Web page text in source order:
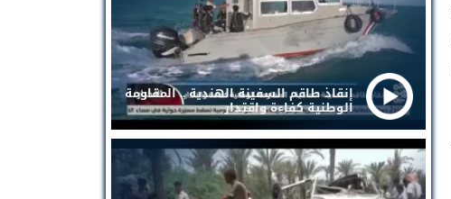
إنقاذ طاقم السفينة الهندية .. المقاومة
الوطنية كفاءة واقتدار